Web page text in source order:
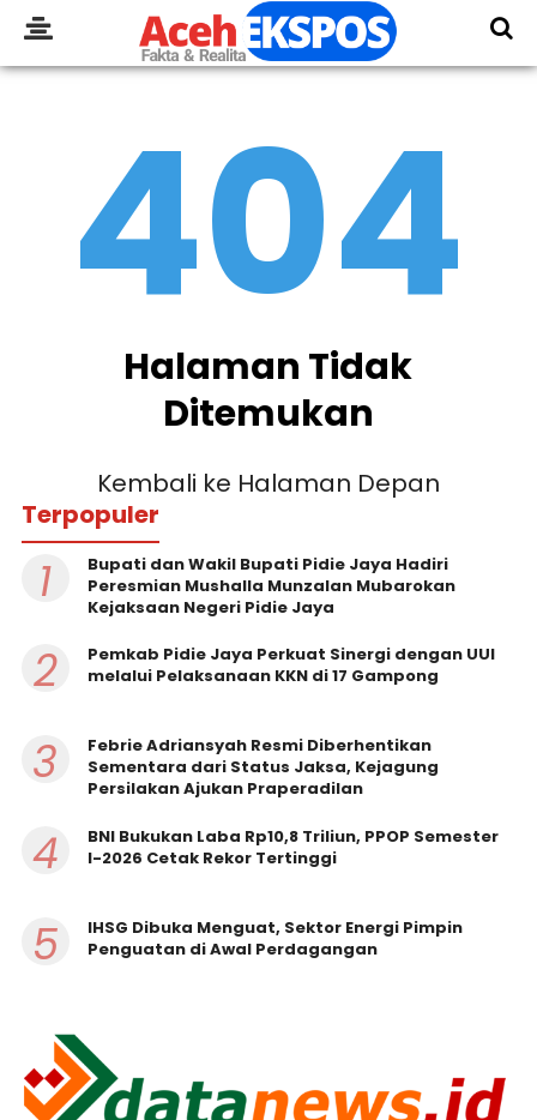
404
Halaman Tidak
Ditemukan
Kembali ke Halaman Depan
Terpopuler
1
Bupati dan Wakil Bupati Pidie Jaya Hadiri
Peresmian Mushalla Munzalan Mubarokan
Kejaksaan Negeri Pidie Jaya
2
Pemkab Pidie Jaya Perkuat Sinergi dengan UUI
melalui Pelaksanaan KKN di 17 Gampong
3
Febrie Adriansyah Resmi Diberhentikan
Sementara dari Status Jaksa, Kejagung
Persilakan Ajukan Praperadilan
4
BNI Bukukan Laba Rp10,8 Triliun, PPOP Semester
I-2026 Cetak Rekor Tertinggi
5
IHSG Dibuka Menguat, Sektor Energi Pimpin
Penguatan di Awal Perdagangan